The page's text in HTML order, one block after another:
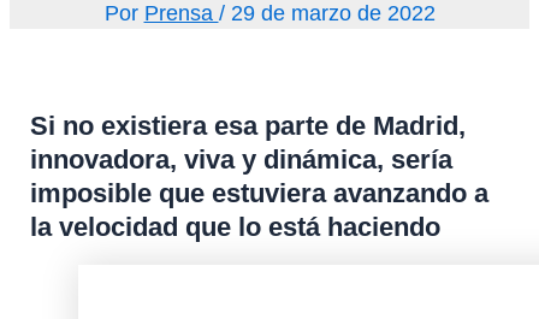
Por Prensa / 29 de marzo de 2022
Si no existiera esa parte de Madrid,
innovadora, viva y dinámica, sería
imposible que estuviera avanzando a
la velocidad que lo está haciendo